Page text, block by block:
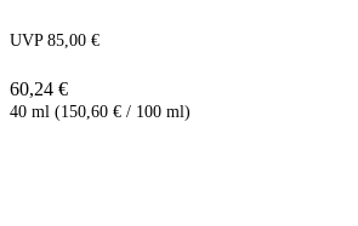
UVP 85,00 €
60,24 €
40 ml (150,60 € / 100 ml)